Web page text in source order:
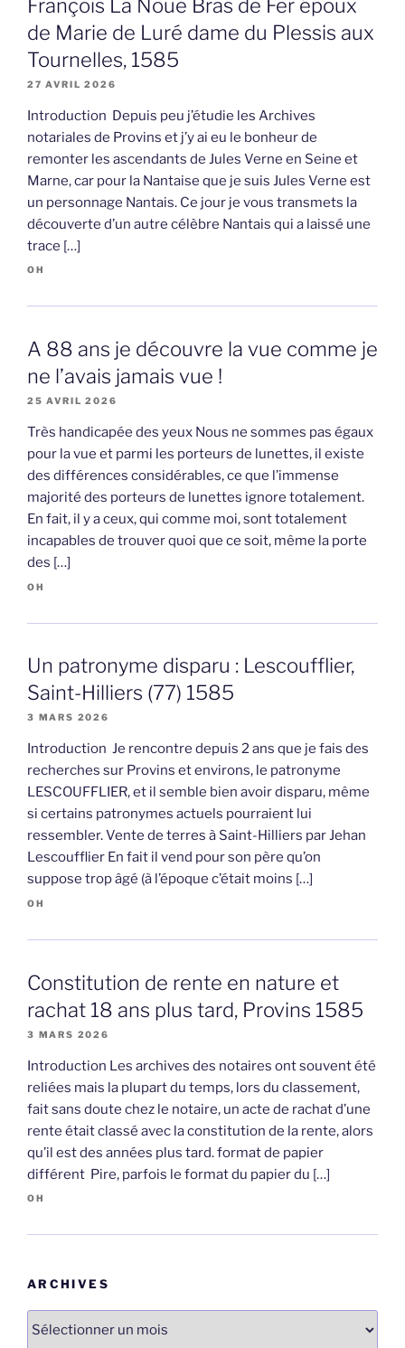
François La Noue Bras de Fer époux
de Marie de Luré dame du Plessis aux
Tournelles, 1585
27 AVRIL 2026
Introduction Depuis peu j’étudie les Archives
notariales de Provins et j’y ai eu le bonheur de
remonter les ascendants de Jules Verne en Seine et
Marne, car pour la Nantaise que je suis Jules Verne est
un personnage Nantais. Ce jour je vous transmets la
découverte d’un autre célèbre Nantais qui a laissé une
trace […]
OH
A 88 ans je découvre la vue comme je
ne l’avais jamais vue !
25 AVRIL 2026
Très handicapée des yeux Nous ne sommes pas égaux
pour la vue et parmi les porteurs de lunettes, il existe
des différences considérables, ce que l’immense
majorité des porteurs de lunettes ignore totalement.
En fait, il y a ceux, qui comme moi, sont totalement
incapables de trouver quoi que ce soit, même la porte
des […]
OH
Un patronyme disparu : Lescoufflier,
Saint-Hilliers (77) 1585
3 MARS 2026
Introduction Je rencontre depuis 2 ans que je fais des
recherches sur Provins et environs, le patronyme
LESCOUFFLIER, et il semble bien avoir disparu, même
si certains patronymes actuels pourraient lui
ressembler. Vente de terres à Saint-Hilliers par Jehan
Lescoufflier En fait il vend pour son père qu’on
suppose trop âgé (à l’époque c’était moins […]
OH
Constitution de rente en nature et
rachat 18 ans plus tard, Provins 1585
3 MARS 2026
Introduction Les archives des notaires ont souvent été
reliées mais la plupart du temps, lors du classement,
fait sans doute chez le notaire, un acte de rachat d’une
rente était classé avec la constitution de la rente, alors
qu’il est des années plus tard. format de papier
différent Pire, parfois le format du papier du […]
OH
ARCHIVES